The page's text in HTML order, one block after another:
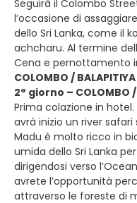
Seguirà il Colombo
l’occasione di
dello Sri Lanka, come il
achcharu. Al termine
Cena e pernottamento
COLOMBO / BALAPITIYA
2° giorno – COLOMBO /
Prima colazione in hotel.
avrà inizio un river
Madu è molto ricco in
umida dello Sri Lanka
dirigendosi verso
avrete l’opportunità
attraverso le foreste di